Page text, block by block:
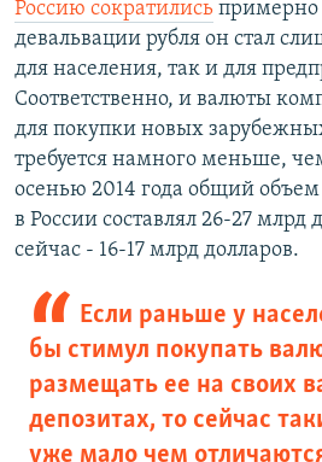
Россию сократились примерно
девальвации рубля он стал
для населения, так и для
Соответственно, и валюты
для покупки новых
требуется намного меньше,
осенью 2014 года общий
в России составлял 26-27 млрд
сейчас - 16-17 млрд долларов.
Если раньше у
бы стимул покупать
размещать ее на своих
депозитах, то сейчас
уже мало чем